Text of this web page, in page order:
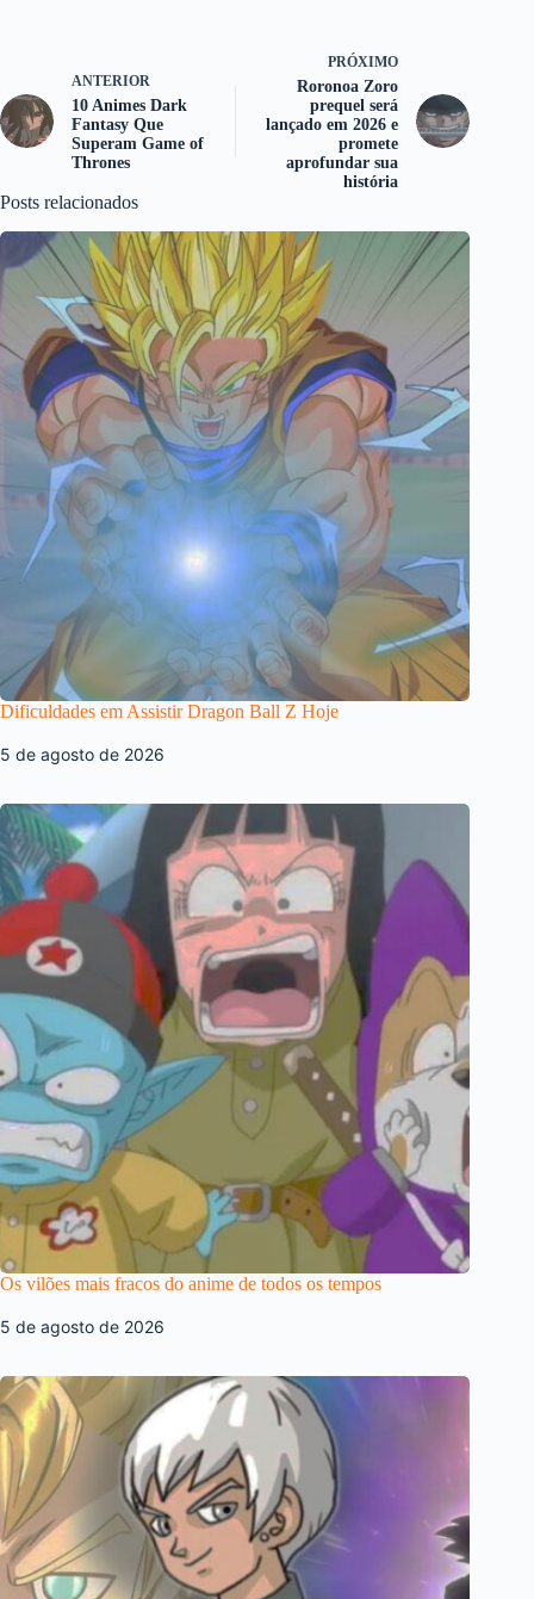
ANTERIOR
10 Animes Dark
Fantasy Que
Superam Game of
Thrones
PRÓXIMO
Roronoa Zoro
prequel será
lançado em 2026 e
promete
aprofundar sua
história
Posts relacionados
Dificuldades em Assistir Dragon Ball Z Hoje
5 de agosto de 2026
Os vilões mais fracos do anime de todos os tempos
5 de agosto de 2026